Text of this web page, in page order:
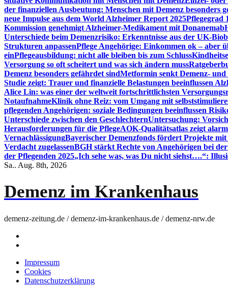
der finanziellen Ausbeutung: Menschen mit Demenz besonders
neue Impulse aus dem World Alzheimer Report 2025Pflegegrad
Kommission genehmigt Alzheimer-Medikament mit Donanemab
Unterschiede beim Demenzrisiko: Erkenntnisse aus der UK-
Strukturen anpassenPflege Angehörige: Einkommen ok – aber
einPflegeausbildung: nicht alle bleiben bis zum Schluss
Versorgung so oft scheitert und was sich ändern muss
Demenz besonders gefährdet sindMetformin senkt Demenz-
Studie zeigt: Trauer und finanzielle Belastungen beeinflussen
Alice Lin: was einer der weltweit fortschrittlichsten
NotaufnahmeKlinik ohne Reiz: vom Umgang mit
pflegenden Angehörigen: soziale Bedingungen beeinflussen
Unterschiede zwischen den GeschlechternUntersuchung:
Herausforderungen für die PflegeAOK-Qualitätsatlas zeigt
VernachlässigungBayerischer Demenzfonds fördert Projekte mit
Verdacht zugelassenBGH stärkt Rechte von Angehörigen bei
der Pflegenden 2025„Ich sehe was, was Du nicht siehst….“:
Sa.. Aug. 8th, 2026
Demenz im Krankenhaus
demenz-zeitung.de / demenz-im-krankenhaus.de / demenz-nrw.de
Impressum
Cookies
Datenschutzerklärung